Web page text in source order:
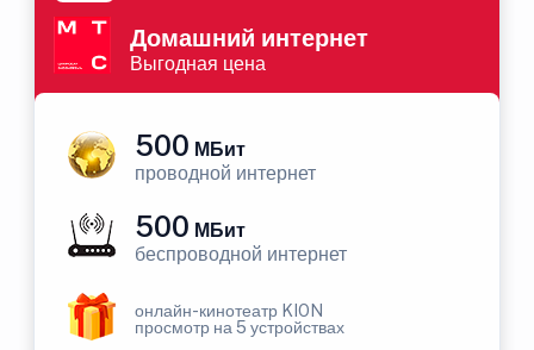
Домашний интернет
Выгодная цена
500 МБит
проводной интернет
500 МБит
беспроводной интернет
онлайн-кинотеатр KION
просмотр на 5 устройствах